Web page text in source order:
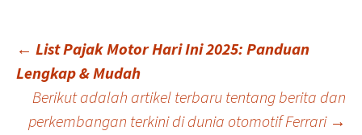
Post
navigation
← List Pajak Motor Hari Ini 2025: Panduan
Lengkap & Mudah
Berikut adalah artikel terbaru tentang berita dan
perkembangan terkini di dunia otomotif Ferrari →